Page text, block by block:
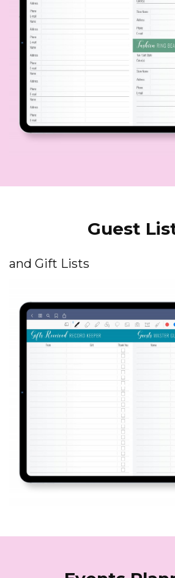
Guest
and Gift Lists